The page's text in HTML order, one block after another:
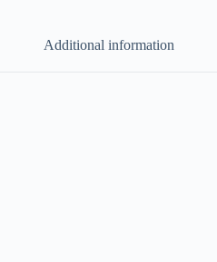
Additional information